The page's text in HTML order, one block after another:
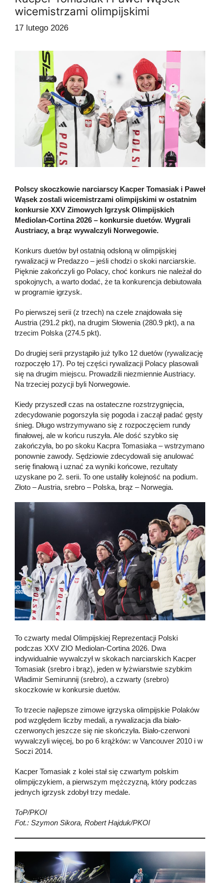
wicemistrzami olimpijskimi
17 lutego 2026
Polscy skoczkowie narciarscy Kacper Tomasiak i Paweł
Wąsek zostali wicemistrzami olimpijskimi w ostatnim
konkursie XXV Zimowych Igrzysk Olimpijskich
Mediolan-Cortina 2026 – konkursie duetów. Wygrali
Austriacy, a brąz wywalczyli Norwegowie.
Konkurs duetów był ostatnią odsłoną w olimpijskiej
rywalizacji w Predazzo – jeśli chodzi o skoki narciarskie.
Pięknie zakończyli go Polacy, choć konkurs nie należał do
spokojnych, a warto dodać, że ta konkurencja debiutowała
w programie igrzysk.
Po pierwszej serii (z trzech) na czele znajdowała się
Austria (291.2 pkt), na drugim Słowenia (280.9 pkt), a na
trzecim Polska (274.5 pkt).
Do drugiej serii przystąpiło już tylko 12 duetów (rywalizację
rozpoczęło 17). Po tej części rywalizacji Polacy plasowali
się na drugim miejscu. Prowadzili niezmiennie Austriacy.
Na trzeciej pozycji byli Norwegowie.
Kiedy przyszedł czas na ostateczne rozstrzygnięcia,
zdecydowanie pogorszyła się pogoda i zaczął padać gęsty
śnieg. Długo wstrzymywano się z rozpoczęciem rundy
finałowej, ale w końcu ruszyła. Ale dość szybko się
zakończyła, bo po skoku Kacpra Tomasiaka – wstrzymano
ponownie zawody. Sędziowie zdecydowali się anulować
serię finałową i uznać za wyniki końcowe, rezultaty
uzyskane po 2. serii. To one ustaliły kolejność na podium.
Złoto – Austria, srebro – Polska, brąz – Norwegia.
To czwarty medal Olimpijskiej Reprezentacji Polski
podczas XXV ZIO Mediolan-Cortina 2026. Dwa
indywidualnie wywalczył w skokach narciarskich Kacper
Tomasiak (srebro i brąz), jeden w łyżwiarstwie szybkim
Władimir Semirunnij (srebro), a czwarty (srebro)
skoczkowie w konkursie duetów.
To trzecie najlepsze zimowe igrzyska olimpijskie Polaków
pod względem liczby medali, a rywalizacja dla biało-
czerwonych jeszcze się nie skończyła. Biało-czerwoni
wywalczyli więcej, bo po 6 krążków: w Vancouver 2010 i w
Soczi 2014.
Kacper Tomasiak z kolei stał się czwartym polskim
olimpijczykiem, a pierwszym mężczyzną, który podczas
jednych igrzysk zdobył trzy medale.
ToP/PKOl
Fot.: Szymon Sikora, Robert Hajduk/PKOl